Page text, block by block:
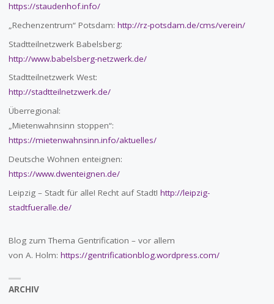
https://staudenhof.info/
„Rechenzentrum“ Potsdam: http://rz-potsdam.de/cms/verein/
Stadtteilnetzwerk Babelsberg:
http://www.babelsberg-netzwerk.de/
Stadtteilnetzwerk West:
http://stadtteilnetzwerk.de/
Überregional:
„Mietenwahnsinn stoppen“:
https://mietenwahnsinn.info/aktuelles/
Deutsche Wohnen enteignen:
https://www.dwenteignen.de/
Leipzig – Stadt für alle! Recht auf Stadt! http://leipzig-
stadtfueralle.de/
Blog zum Thema Gentrification – vor allem
von A. Holm: https://gentrificationblog.wordpress.com/
ARCHIV